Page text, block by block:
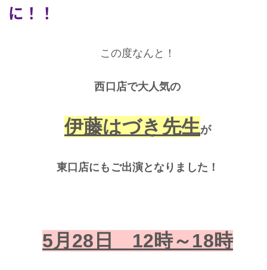
に！！
この度なんと！
西口店で大人気の
伊藤はづき先生が
東口店にもご出演となりました！
5月28日 12時～18時